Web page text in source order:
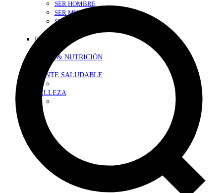
SER HOMBRE
SER MUJER
SEXY-SALUD
EN FORMA
DIETA & NUTRICIÓN
MENTE SALUDABLE
BELLEZA